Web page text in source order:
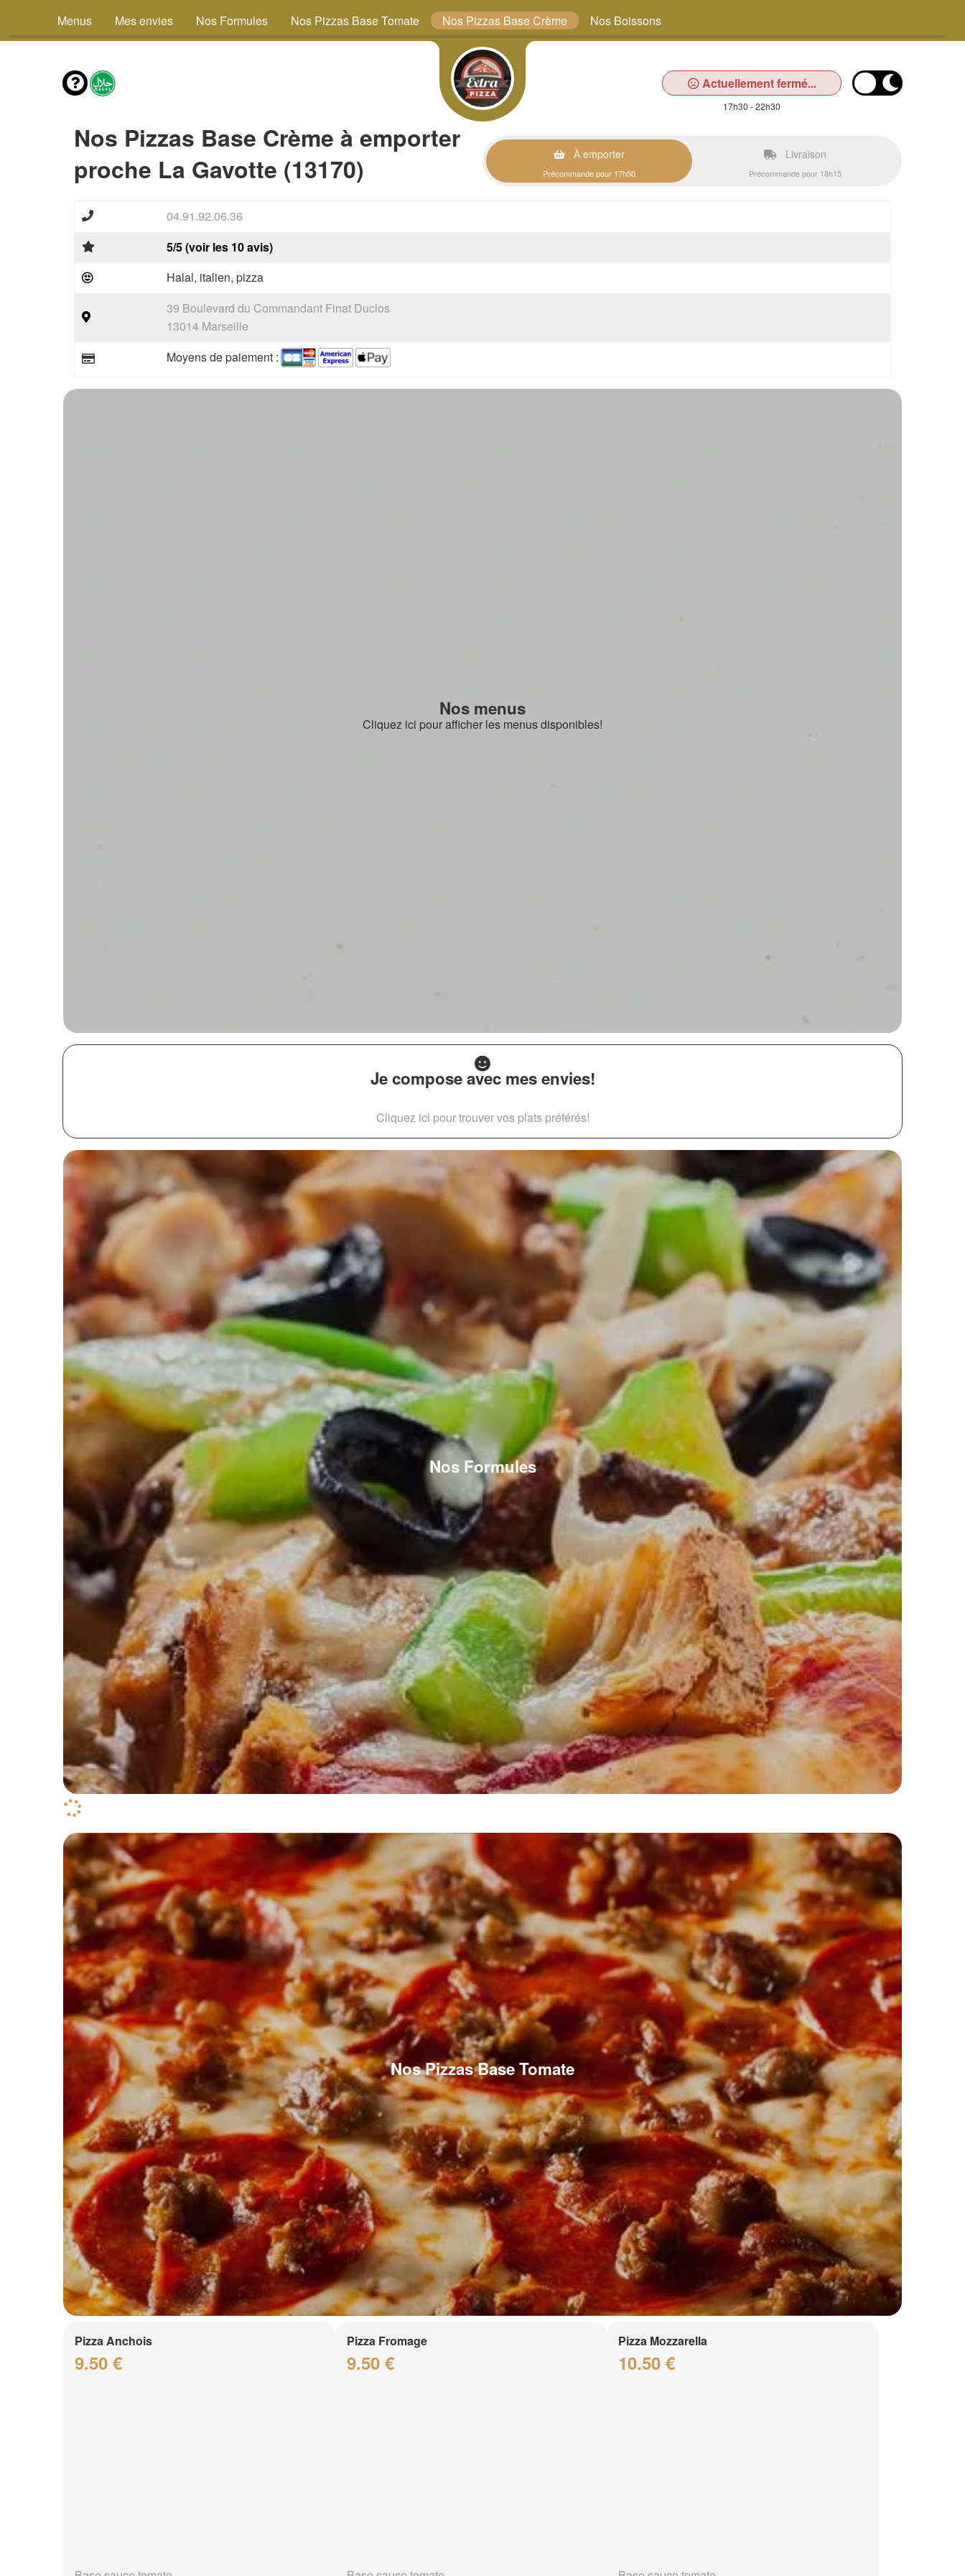
Menus Mes envies Nos Formules Nos Pizzas Base Tomate Nos Pizzas Base Crème Nos Boissons
Actuellement fermé...
17h30 - 22h30
Nos Pizzas Base Crème à emporter
proche La Gavotte (13170)
À emporter
Précommande pour 17h50
Livraison
Précommande pour 18h15
04.91.92.06.36
5/5 (voir les 10 avis)
Halal, italien, pizza
39 Boulevard du Commandant Finat Duclos
13014 Marseille
Moyens de paiement :
Nos menus
Cliquez ici pour afficher les menus disponibles!
Je compose avec mes envies!
Cliquez ici pour trouver vos plats préférés!
Nos Formules
Nos Pizzas Base Tomate
Pizza Anchois
9.50 €
Pizza Fromage
9.50 €
Pizza Mozzarella
10.50 €